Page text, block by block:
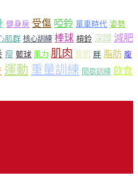
健身房 受傷 啞鈴 單車時代 姿勢
肌群 核心訓練 棒球 槓鈴 深蹲 減肥
瘦 籃球 肌力 肌肉 背肌 胖 脂肪 腹
運動 重量訓練 間歇訓練 飲食